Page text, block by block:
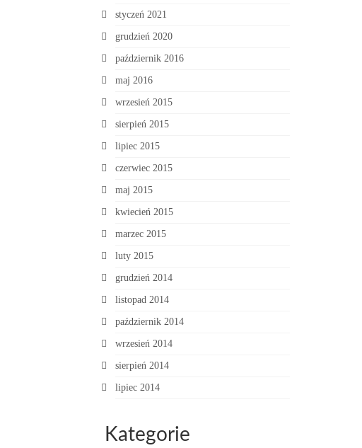
styczeń 2021
grudzień 2020
październik 2016
maj 2016
wrzesień 2015
sierpień 2015
lipiec 2015
czerwiec 2015
maj 2015
kwiecień 2015
marzec 2015
luty 2015
grudzień 2014
listopad 2014
październik 2014
wrzesień 2014
sierpień 2014
lipiec 2014
Kategorie